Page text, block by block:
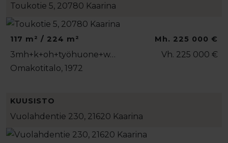
Toukotie 5, 20780 Kaarina
117 m² / 224 m²
3mh+k+oh+työhuone+w…
Omakotitalo, 1972
Mh. 225 000 €
Vh. 225 000 €
KUUSISTO
Vuolahdentie 230, 21620 Kaarina